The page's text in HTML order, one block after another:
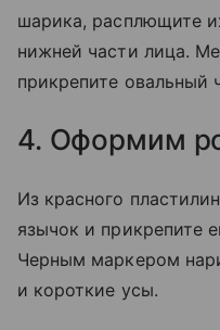
шарика, расплющите
нижней части лица.
прикрепите овальный
4. Оформим
Из красного
язычок и прикрепите
Черным маркером
и короткие усы.